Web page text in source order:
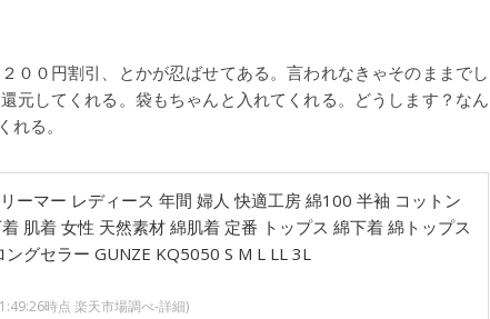
００円割引、とかが忍ばせてある。言われなきゃそのままでし
元してくれる。袋もちゃんと入れてくれる。どうします？なん
る。
ーマー レディース 年間 婦人 快適工房 綿100 半袖 コットン
肌着 女性 天然素材 綿肌着 定番 トップス 綿下着 綿トップス
ングセラー GUNZE KQ5050 S M L LL 3L
時点 楽天市場調べ-詳細)